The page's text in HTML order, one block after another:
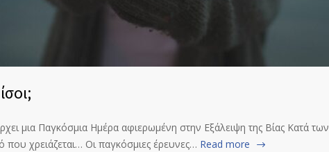
μια Παγκόσμια Ημέρα αφιερωμένη στην Εξάλειψη της Βίας Κατά των
που χρειάζεται… Οι παγκόσμιες έρευνες… Read more